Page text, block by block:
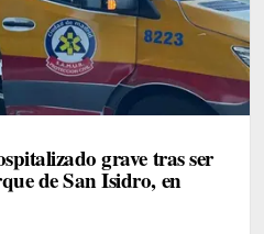
grave tras ser
de San Isidro, en